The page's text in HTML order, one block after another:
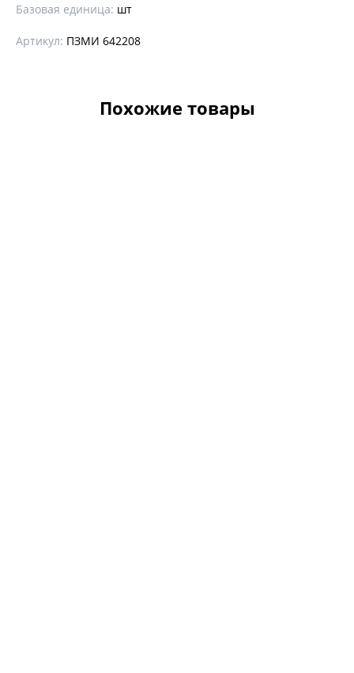
Базовая единица: шт
Артикул: ПЗМИ 642208
Похожие товары